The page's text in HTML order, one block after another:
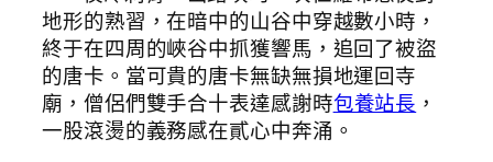
地形的熟習，在暗中的山谷中穿越數小時，
終于在四周的峽谷中抓獲響馬，追回了被盜
的唐卡。當可貴的唐卡無缺無損地運回寺
廟，僧侶們雙手合十表達感謝時包養站長 ，
一股滾燙的義務感在貳心中奔涌。